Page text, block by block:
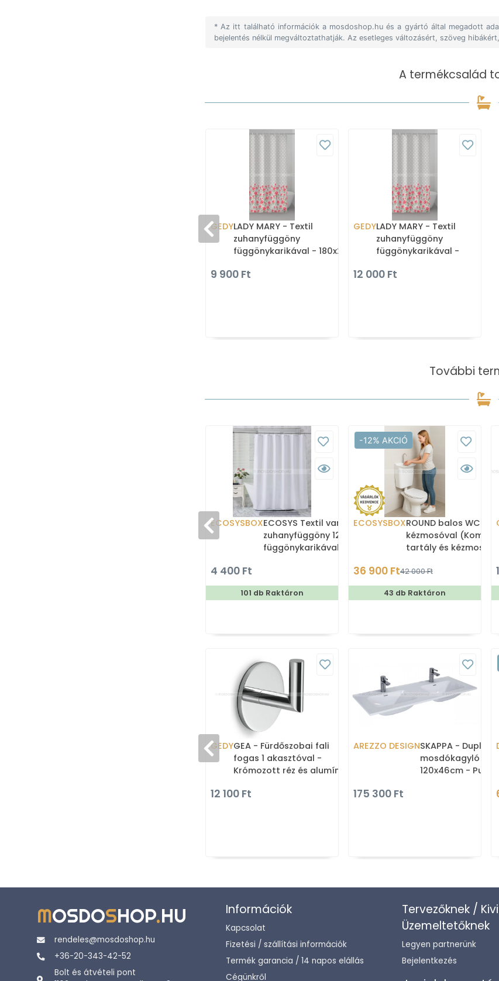
* Az itt található információk a mosdoshop.hu és a gyártó által megadott
bejelentés nélkül megváltoztathatják. Az esetleges változásért, szöveg
A termékcsalád
GEDYLADY MARY - Textil
zuhanyfüggöny
függönykarikával - 180x200
rózsamintás
9 900 Ft
GEDYLADY MARY - Textil
zuhanyfüggöny
függönykarikával -
rózsamintás
12 000 Ft
További
ECOSYSBOXECOSYS Textil varrott
zuhanyfüggöny 12db
függönykarikával
Zuhanyfüggöny textil
4 400 Ft
101 db Raktáron
-12% AKCIÓ
ECOSYSBOXROUND balos WC
kézmosóval (Kombi
tartály és kézmosó)
36 900 Ft42 000 Ft
43 db Raktáron
GEDYGEA - Fürdőszobai fali
fogas 1 akasztóval -
Krómozott réz és alumínium
12 100 Ft
AREZZO DESIGNSKAPPA - Dupla
mosdókagyló -
120x46cm -
175 300 Ft
MOSDOSHOP.HU
rendeles@mosdoshop.hu
+36-20-343-42-52
Bolt és átvételi pont
Információk
Kapcsolat
Fizetési / szállítási információk
Termék garancia / 14 napos elállás
Cégünkről
Tervezőknek /
Üzemeltetőknek
Legyen partnerünk
Bejelentkezés